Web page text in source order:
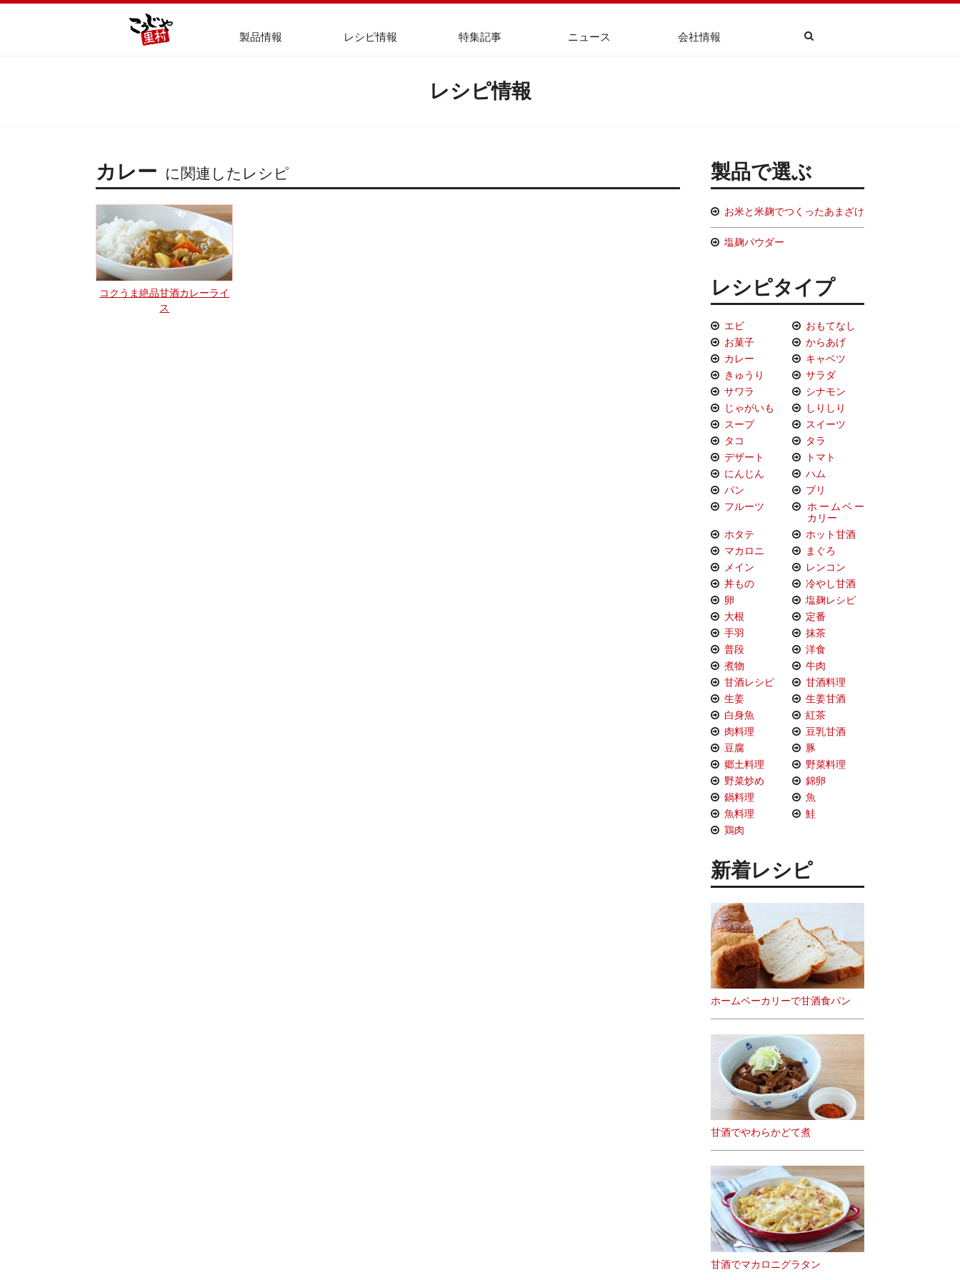
製品情報 レシピ情報 特集記事 ニュース 会社情報
レシピ情報
カレー に関連したレシピ
コクうま絶品甘酒カレーライ
ス
製品で選ぶ
お米と米麹でつくったあまざけ
塩麹パウダー
レシピタイプ
エビ
おもてなし
お菓子
からあげ
カレー
キャベツ
きゅうり
サラダ
サワラ
シナモン
じゃがいも
しりしり
スープ
スイーツ
タコ
タラ
デザート
トマト
にんじん
ハム
パン
ブリ
フルーツ
ホームベー
カリー
ホタテ
ホット甘酒
マカロニ
まぐろ
メイン
レンコン
丼もの
冷やし甘酒
卵
塩麹レシピ
大根
定番
手羽
抹茶
普段
洋食
煮物
牛肉
甘酒レシピ
甘酒料理
生姜
生姜甘酒
白身魚
紅茶
肉料理
豆乳甘酒
豆腐
豚
郷土料理
野菜料理
野菜炒め
錦卵
鍋料理
魚
魚料理
鮭
鶏肉
新着レシピ
ホームベーカリーで甘酒食パン
甘酒でやわらかどて煮
甘酒でマカロニグラタン